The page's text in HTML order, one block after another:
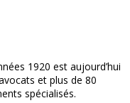
1920 est aujourd’hui
et plus de 80
spécialisés.